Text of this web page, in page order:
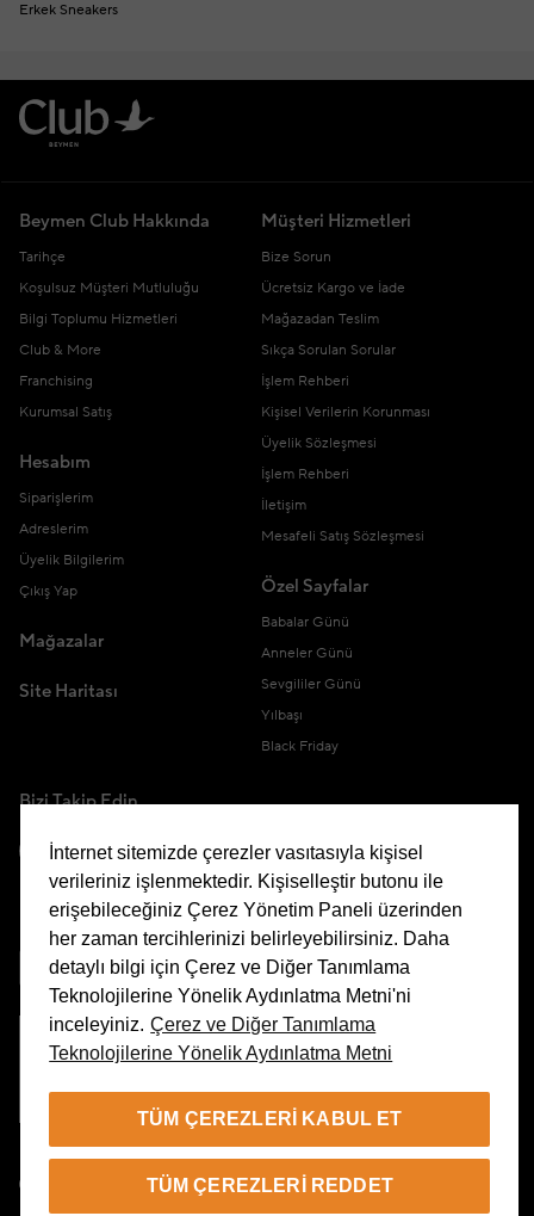
Erkek Sneakers
Beymen Club Hakkında
Tarihçe
Koşulsuz Müşteri Mutluluğu
Bilgi Toplumu Hizmetleri
Club & More
Franchising
Kurumsal Satış
Hesabım
Siparişlerim
Adreslerim
Üyelik Bilgilerim
Çıkış Yap
Mağazalar
Site Haritası
Müşteri Hizmetleri
Bize Sorun
Ücretsiz Kargo ve İade
Mağazadan Teslim
Sıkça Sorulan Sorular
İşlem Rehberi
Kişisel Verilerin Korunması
Üyelik Sözleşmesi
İşlem Rehberi
İletişim
Mesafeli Satış Sözleşmesi
Özel Sayfalar
Babalar Günü
Anneler Günü
Sevgililer Günü
Yılbaşı
Black Friday
Bizi Takip Edin
Uygulamamızı İndirin
İnternet sitemizde çerezler vasıtasıyla kişisel
verileriniz işlenmektedir. Kişiselleştir butonu ile
erişebileceğiniz Çerez Yönetim Paneli üzerinden
her zaman tercihlerinizi belirleyebilirsiniz. Daha
detaylı bilgi için Çerez ve Diğer Tanımlama
Teknolojilerine Yönelik Aydınlatma Metni'ni
inceleyiniz. Çerez ve Diğer Tanımlama
Teknolojilerine Yönelik Aydınlatma Metni
TÜM ÇEREZLERI KABUL ET
TÜM ÇEREZLERI REDDET